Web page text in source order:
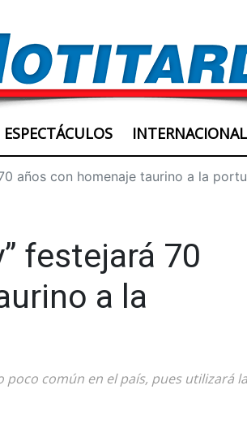
ESPECTÁCULOS INTERNACIONAL
años con homenaje taurino a la
festejará 70
a la
común en el país, pues utilizará la